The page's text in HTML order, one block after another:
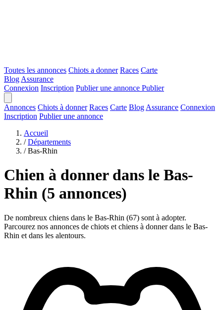
Toutes les annonces Chiots a donner Races Carte
Blog Assurance
Connexion Inscription Publier une annonce Publier
Annonces Chiots à donner Races Carte Blog Assurance Connexion
Inscription Publier une annonce
Accueil
/ Départements
/ Bas-Rhin
Chien à donner dans le Bas-
Rhin (5 annonces)
De nombreux chiens dans le Bas-Rhin (67) sont à adopter.
Parcourez nos annonces de chiots et chiens à donner dans le Bas-
Rhin et dans les alentours.